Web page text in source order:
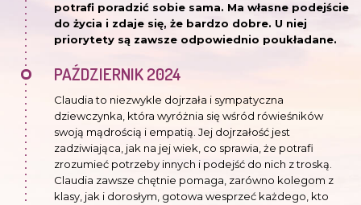
potrafi poradzić sobie sama. Ma własne podejście
do życia i zdaje się, że bardzo dobre. U niej
priorytety są zawsze odpowiednio poukładane.
PAŹDZIERNIK 2024
Claudia to niezwykle dojrzała i sympatyczna
dziewczynka, która wyróżnia się wśród rówieśników
swoją mądrością i empatią. Jej dojrzałość jest
zadziwiająca, jak na jej wiek, co sprawia, że potrafi
zrozumieć potrzeby innych i podejść do nich z troską.
Claudia zawsze chętnie pomaga, zarówno kolegom z
klasy, jak i dorosłym, gotowa wesprzeć każdego, kto